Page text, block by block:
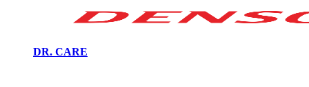
DR. CARE